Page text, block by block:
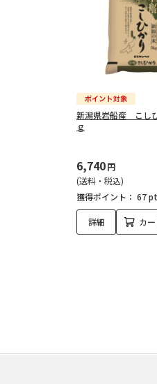
新潟県岩船産 こし
ｇ
6,740円
(送料・税込)
獲得ポイント： 67 pt
詳細 カ